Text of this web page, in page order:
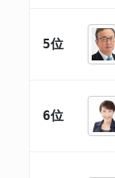
5位
6位